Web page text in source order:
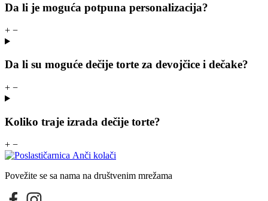
Da li je moguća potpuna personalizacija?
+ −
Da li su moguće dečije torte za devojčice i dečake?
+ −
Koliko traje izrada dečije torte?
+ −
Povežite se sa nama na društvenim mrežama